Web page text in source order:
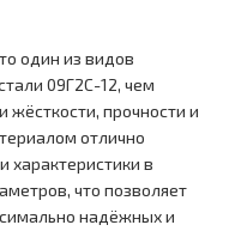
один из видов
09Г2С-12, чем
жёсткости, прочности и
отлично
характеристики в
что позволяет
надёжных и